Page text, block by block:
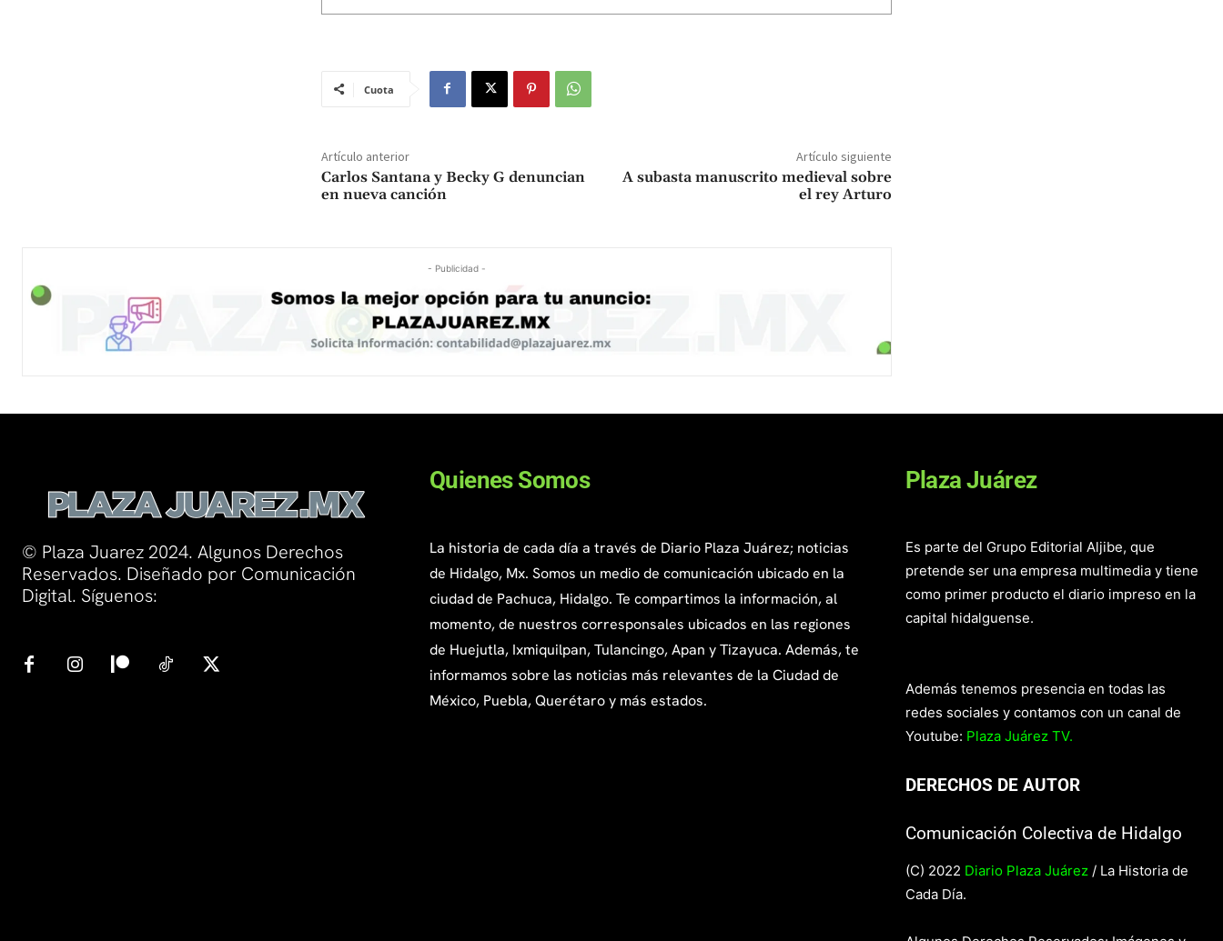
Cuota
Artículo anterior
Carlos Santana y Becky G denuncian
en nueva canción
Artículo siguiente
A subasta manuscrito medieval sobre
el rey Arturo
- Publicidad -
© Plaza Juarez 2024. Algunos Derechos
Reservados. Diseñado por Comunicación
Digital. Síguenos:
Quienes Somos
La historia de cada día a través de Diario Plaza Juárez; noticias
de Hidalgo, Mx. Somos un medio de comunicación ubicado en la
ciudad de Pachuca, Hidalgo. Te compartimos la información, al
momento, de nuestros corresponsales ubicados en las regiones
de Huejutla, Ixmiquilpan, Tulancingo, Apan y Tizayuca. Además, te
informamos sobre las noticias más relevantes de la Ciudad de
México, Puebla, Querétaro y más estados.
Plaza Juárez
Es parte del Grupo Editorial Aljibe, que
pretende ser una empresa multimedia y tiene
como primer producto el diario impreso en la
capital hidalguense.
Además tenemos presencia en todas las
redes sociales y contamos con un canal de
Youtube: Plaza Juárez TV.
DERECHOS DE AUTOR
Comunicación Colectiva de Hidalgo
(C) 2022 Diario Plaza Juárez / La Historia de
Cada Día.